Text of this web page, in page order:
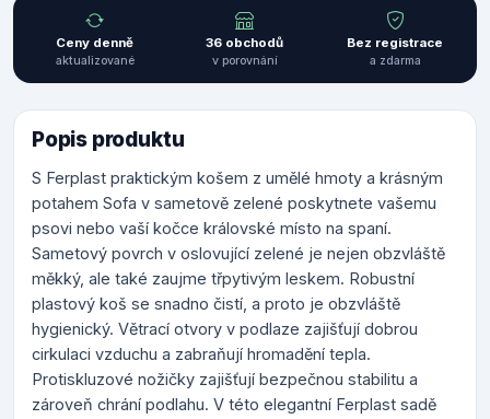
Ceny denně
aktualizované
36 obchodů
v porovnání
Bez registrace
a zdarma
Popis produktu
S Ferplast praktickým košem z umělé hmoty a krásným
potahem Sofa v sametově zelené poskytnete vašemu
psovi nebo vaší kočce královské místo na spaní.
Sametový povrch v oslovující zelené je nejen obzvláště
měkký, ale také zaujme třpytivým leskem. Robustní
plastový koš se snadno čistí, a proto je obzvláště
hygienický. Větrací otvory v podlaze zajišťují dobrou
cirkulaci vzduchu a zabraňují hromadění tepla.
Protiskluzové nožičky zajišťují bezpečnou stabilitu a
zároveň chrání podlahu. V této elegantní Ferplast sadě